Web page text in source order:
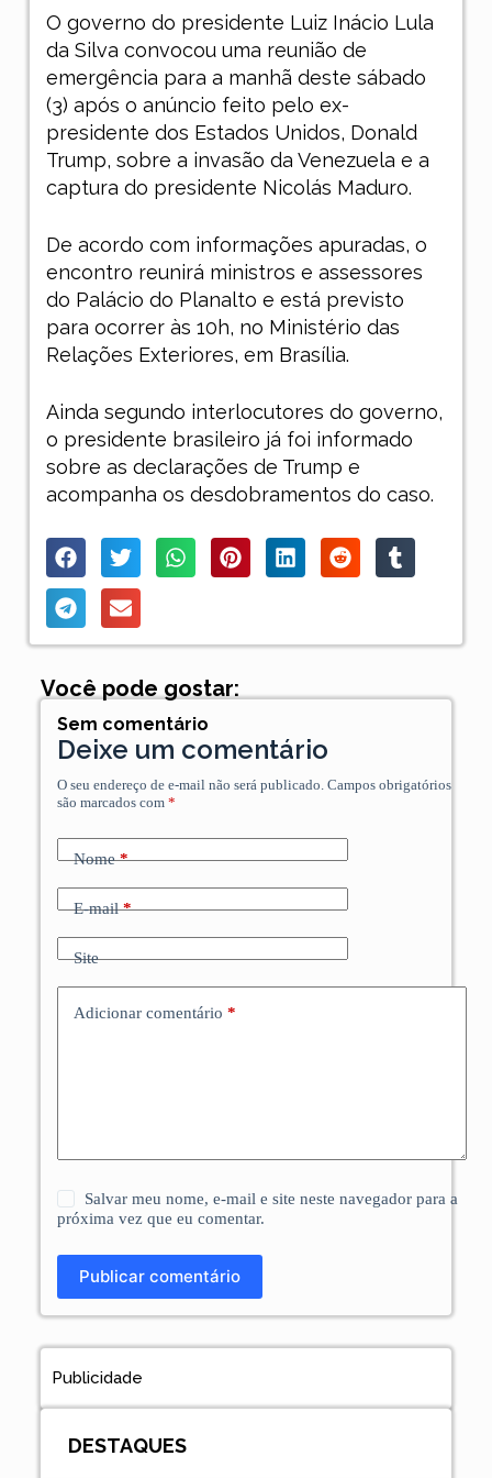
O governo do presidente Luiz Inácio Lula
da Silva convocou uma reunião de
emergência para a manhã deste sábado
(3) após o anúncio feito pelo ex-
presidente dos Estados Unidos, Donald
Trump, sobre a invasão da Venezuela e a
captura do presidente Nicolás Maduro.
De acordo com informações apuradas, o
encontro reunirá ministros e assessores
do Palácio do Planalto e está previsto
para ocorrer às 10h, no Ministério das
Relações Exteriores, em Brasília.
Ainda segundo interlocutores do governo,
o presidente brasileiro já foi informado
sobre as declarações de Trump e
acompanha os desdobramentos do caso.
Você pode gostar:
Sem comentário
Deixe um comentário
O seu endereço de e-mail não será publicado. Campos obrigatórios
são marcados com *
Nome*
E-mail*
Site
Adicionar comentário *
Salvar meu nome, e-mail e site neste navegador para a
próxima vez que eu comentar.
Publicar comentário
Publicidade
DESTAQUES